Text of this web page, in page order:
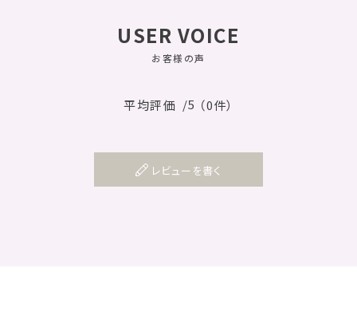
USER VOICE
お客様の声
平均評価 /5 （0件）
レビューを書く